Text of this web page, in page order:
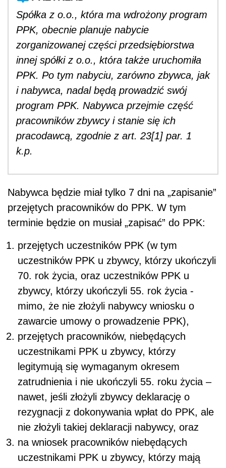
Spółka z o.o., która ma wdrożony program
PPK, obecnie planuje nabycie
zorganizowanej części przedsiębiorstwa
innej spółki z o.o., która także uruchomiła
PPK. Po tym nabyciu, zarówno zbywca, jak
i nabywca, nadal będą prowadzić swój
program PPK. Nabywca przejmie część
pracowników zbywcy i stanie się ich
pracodawcą, zgodnie z art. 23[1] par. 1
k.p.
Nabywca będzie miał tylko 7 dni na „zapisanie”
przejętych pracowników do PPK. W tym
terminie będzie on musiał „zapisać” do PPK:
przejętych uczestników PPK (w tym
uczestników PPK u zbywcy, którzy ukończyli
70. rok życia, oraz uczestników PPK u
zbywcy, którzy ukończyli 55. rok życia -
mimo, że nie złożyli nabywcy wniosku o
zawarcie umowy o prowadzenie PPK),
przejętych pracowników, niebędących
uczestnikami PPK u zbywcy, którzy
legitymują się wymaganym okresem
zatrudnienia i nie ukończyli 55. roku życia –
nawet, jeśli złożyli zbywcy deklarację o
rezygnacji z dokonywania wpłat do PPK, ale
nie złożyli takiej deklaracji nabywcy, oraz
na wniosek pracowników niebędących
uczestnikami PPK u zbywcy, którzy mają